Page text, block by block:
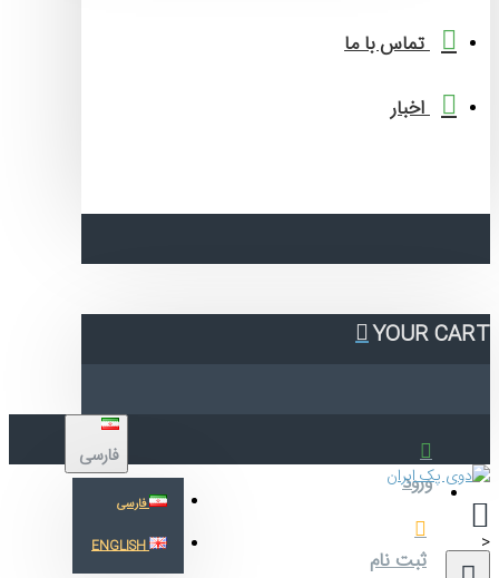
تماس با ما
اخبار
YOUR
ورود
ثبت نام
فارسی
فارسی
ENGLISH